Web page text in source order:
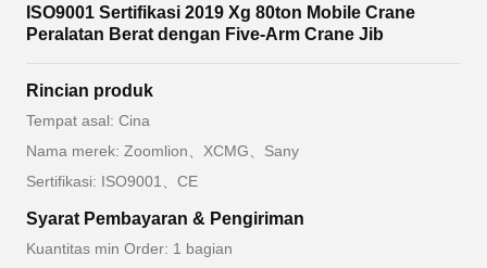
ISO9001 Sertifikasi 2019 Xg 80ton Mobile Crane
Peralatan Berat dengan Five-Arm Crane Jib
Rincian produk
Tempat asal: Cina
Nama merek: Zoomlion、XCMG、Sany
Sertifikasi: ISO9001、CE
Syarat Pembayaran & Pengiriman
Kuantitas min Order: 1 bagian